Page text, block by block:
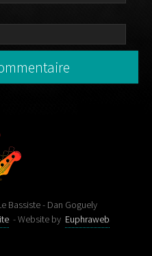
Bassiste - Dan Goguely
- Website by Euphraweb